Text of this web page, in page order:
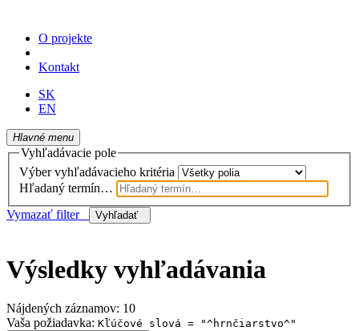
O projekte
Kontakt
SK
EN
Hlavné menu
Vyhľadávacie pole
Výber vyhľadávacieho kritéria
Hľadaný termín…
Vymazať filter
Vyhľadať
Výsledky vyhľadávania
Nájdených záznamov: 10
Vaša požiadavka: Kľúčové slová = "^hrnčiarstvo^"